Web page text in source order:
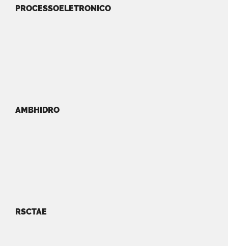
PROCESSOELETRONICO
AMBHIDRO
RSCTAE